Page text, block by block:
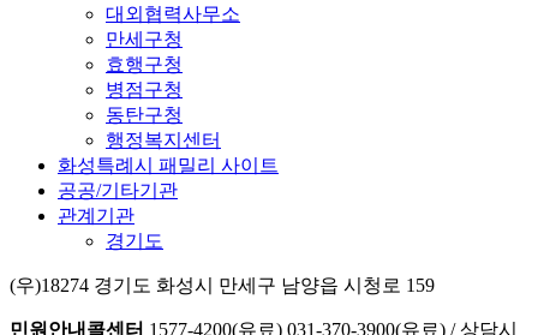
대외협력사무소
만세구청
효행구청
병점구청
동탄구청
행정복지센터
화성특례시 패밀리 사이트
공공/기타기관
관계기관
경기도
(우)18274 경기도 화성시 만세구 남양읍 시청로 159
민원안내콜센터 1577-4200(유료) 031-370-3900(유료) /상담시